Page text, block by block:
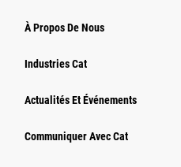
À Propos De Nous
Industries Cat
Actualités Et Événements
Communiquer Avec Cat